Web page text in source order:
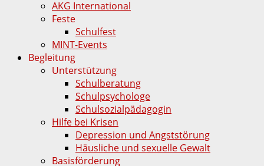
AKG International
Feste
Schulfest
MINT-Events
Begleitung
Unterstützung
Schulberatung
Schulpsychologe
Schulsozialpädagogin
Hilfe bei Krisen
Depression und Angststörung
Häusliche und sexuelle Gewalt
Basisförderung